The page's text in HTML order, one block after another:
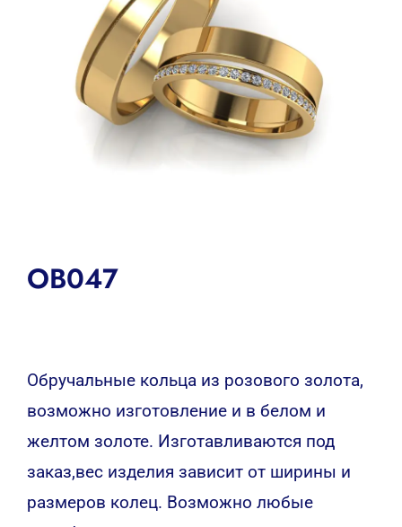
OB047
Обручальные кольца из розового золота,
возможно изготовление и в белом и
желтом золоте. Изготавливаются под
заказ,вес изделия зависит от ширины и
размеров колец. Возможно любые